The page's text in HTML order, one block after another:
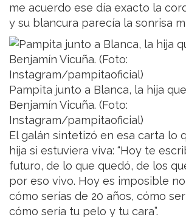
me acuerdo ese día exacto la
y su blancura parecía la sonrisa
Pampita junto a Blanca, la hija
Benjamín Vicuña. (Foto:
Instagram/pampitaoficial)
El galán sintetizó en esa carta lo
hija si estuviera viva: “Hoy te
futuro, de lo que quedó, de los
por eso vivo. Hoy es imposible
cómo serías de 20 años, cómo
cómo sería tu pelo y tu cara”.